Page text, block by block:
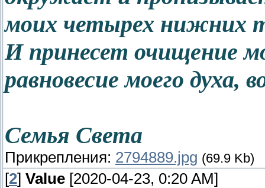
моих четырех нижних
И принесет очищение
равновесие моего
Семья Света
Прикрепления: 2794889.jpg (69.9 Kb)
[2] Value [2020-04-23, 0:20 AM]